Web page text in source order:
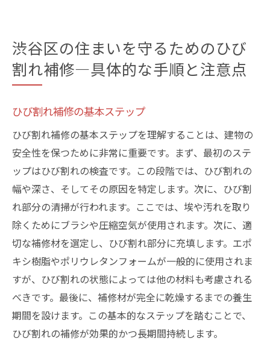
渋谷区の住まいを守るためのひび
割れ補修—具体的な手順と注意点
ひび割れ補修の基本ステップ
ひび割れ補修の基本ステップを理解することは、建物の
安全性を保つために非常に重要です。まず、最初のステ
ップはひび割れの検査です。この段階では、ひび割れの
幅や深さ、そしてその原因を特定します。次に、ひび割
れ部分の清掃が行われます。ここでは、埃や汚れを取り
除くためにブラシや圧縮空気が使用されます。次に、適
切な補修材を選定し、ひび割れ部分に充填します。エポ
キシ樹脂やポリウレタンフォームが一般的に使用されま
すが、ひび割れの状態によっては他の材料も考慮される
べきです。最後に、補修材が完全に乾燥するまでの養生
期間を設けます。この基本的なステップを踏むことで、
ひび割れの補修が効果的かつ長期間持続します。